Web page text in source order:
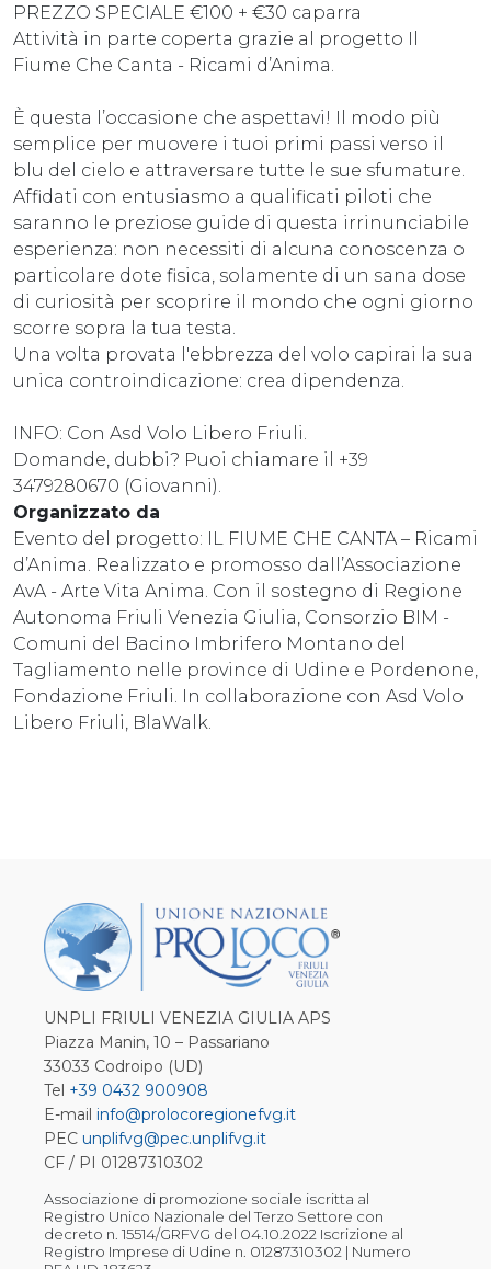
PREZZO SPECIALE €100 + €30 caparra
Attività in parte coperta grazie al progetto Il
Fiume Che Canta - Ricami d’Anima.
È questa l’occasione che aspettavi! Il modo più
semplice per muovere i tuoi primi passi verso il
blu del cielo e attraversare tutte le sue sfumature.
Affidati con entusiasmo a qualificati piloti che
saranno le preziose guide di questa irrinunciabile
esperienza: non necessiti di alcuna conoscenza o
particolare dote fisica, solamente di un sana dose
di curiosità per scoprire il mondo che ogni giorno
scorre sopra la tua testa.
Una volta provata l'ebbrezza del volo capirai la sua
unica controindicazione: crea dipendenza.
INFO: Con Asd Volo Libero Friuli.
Domande, dubbi? Puoi chiamare il +39
3479280670 (Giovanni).
Organizzato da
Evento del progetto: IL FIUME CHE CANTA – Ricami
d’Anima. Realizzato e promosso dall’Associazione
AvA - Arte Vita Anima. Con il sostegno di Regione
Autonoma Friuli Venezia Giulia, Consorzio BIM -
Comuni del Bacino Imbrifero Montano del
Tagliamento nelle province di Udine e Pordenone,
Fondazione Friuli. In collaborazione con Asd Volo
Libero Friuli, BlaWalk.
UNPLI FRIULI VENEZIA GIULIA APS
Piazza Manin, 10 – Passariano
33033 Codroipo (UD)
Tel +39 0432 900908
E-mail info@prolocoregionefvg.it
PEC unplifvg@pec.unplifvg.it
CF / PI 01287310302
Associazione di promozione sociale iscritta al
Registro Unico Nazionale del Terzo Settore con
decreto n. 15514/GRFVG del 04.10.2022 Iscrizione al
Registro Imprese di Udine n. 01287310302 | Numero